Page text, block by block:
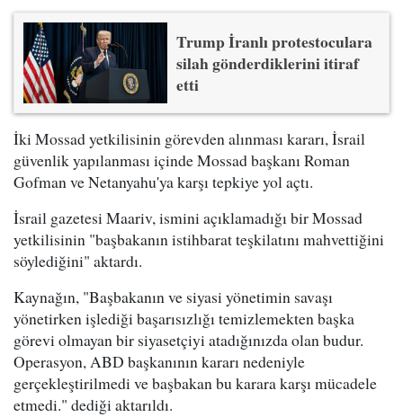
Trump İranlı protestoculara
silah gönderdiklerini itiraf
etti
İki Mossad yetkilisinin görevden alınması kararı, İsrail
güvenlik yapılanması içinde Mossad başkanı Roman
Gofman ve Netanyahu'ya karşı tepkiye yol açtı.
İsrail gazetesi Maariv, ismini açıklamadığı bir Mossad
yetkilisinin "başbakanın istihbarat teşkilatını mahvettiğini
söylediğini" aktardı.
Kaynağın, "Başbakanın ve siyasi yönetimin savaşı
yönetirken işlediği başarısızlığı temizlemekten başka
görevi olmayan bir siyasetçiyi atadığınızda olan budur.
Operasyon, ABD başkanının kararı nedeniyle
gerçekleştirilmedi ve başbakan bu karara karşı mücadele
etmedi." dediği aktarıldı.